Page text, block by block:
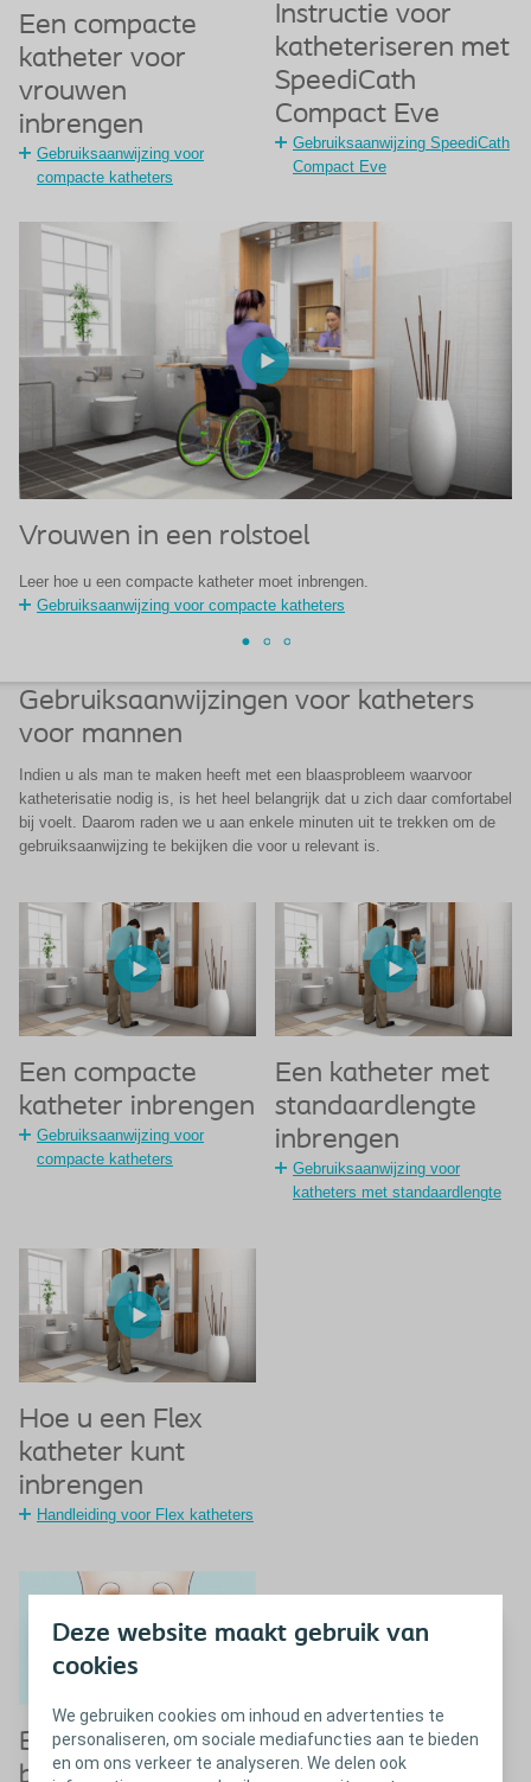
Deze website maakt gebruik van
cookies
We gebruiken cookies om inhoud en advertenties te
personaliseren, om sociale mediafuncties aan te bieden
en om ons verkeer te analyseren. We delen ook
Een compacte
katheter voor
vrouwen
inbrengen
Gebruiksaanwijzing voor
compacte katheters
Instructie voor
katheteriseren met
SpeediCath
Compact Eve
Gebruiksaanwijzing SpeediCath
Compact Eve
Vrouwen in een rolstoel
Leer hoe u een compacte katheter moet inbrengen.
Gebruiksaanwijzing voor compacte katheters
Gebruiksaanwijzingen voor katheters
voor mannen
Indien u als man te maken heeft met een blaasprobleem waarvoor
katheterisatie nodig is, is het heel belangrijk dat u zich daar comfortabel
bij voelt. Daarom raden we u aan enkele minuten uit te trekken om de
gebruiksaanwijzing te bekijken die voor u relevant is.
Een compacte
katheter inbrengen
Gebruiksaanwijzing voor
compacte katheters
Een katheter met
standaardlengte
inbrengen
Gebruiksaanwijzing voor
katheters met standaardlengte
Hoe u een Flex
katheter kunt
inbrengen
Handleiding voor Flex katheters
Begrijpen hoe de
blaas bij de man